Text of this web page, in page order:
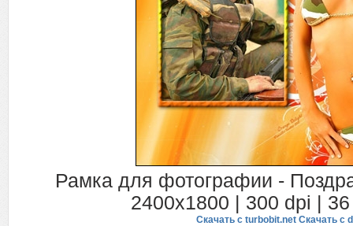
Рамка для фотографии -
2400x1800 | 300 dpi |
Скачать с turbobit.net Скачать с